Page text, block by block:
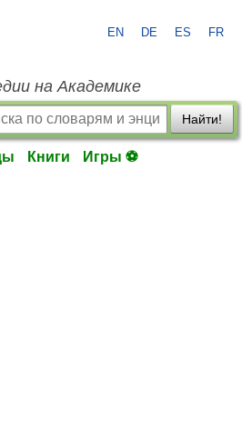
EN DE ES FR
на Академике
Найти!
Книги Игры ⚽